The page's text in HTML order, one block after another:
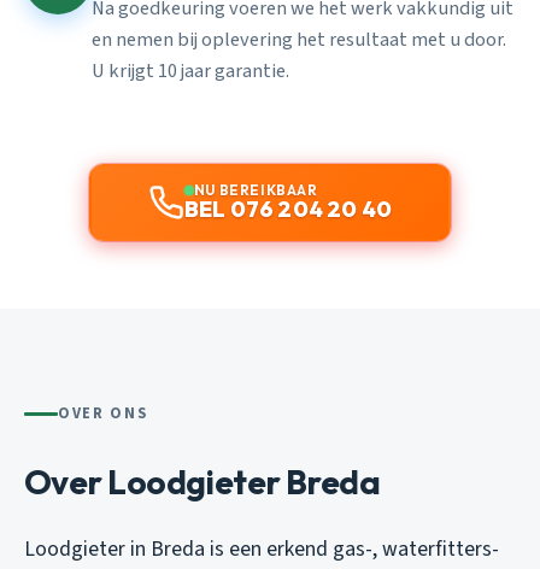
Na goedkeuring voeren we het werk vakkundig uit
en nemen bij oplevering het resultaat met u door.
U krijgt 10 jaar garantie.
NU BEREIKBAAR
BEL 076 204 20 40
OVER ONS
Over Loodgieter Breda
Loodgieter in Breda is een erkend gas-, waterfitters-